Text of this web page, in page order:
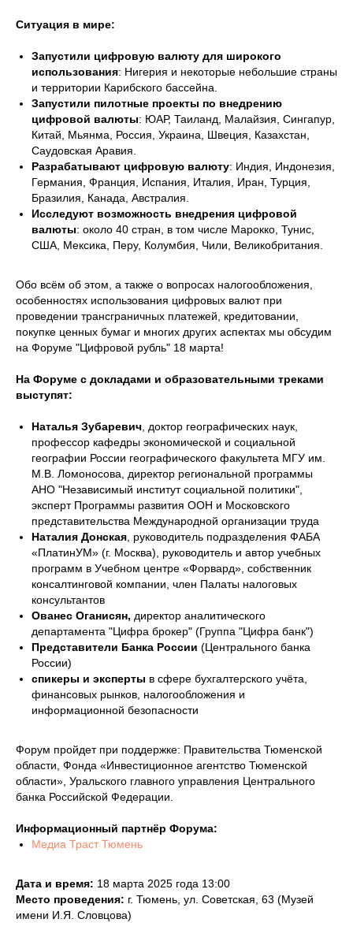
Ситуация в мире:
Запустили цифровую валюту для широкого
использования: Нигерия и некоторые небольшие страны
и территории Карибского бассейна.
Запустили пилотные проекты по внедрению
цифровой валюты: ЮАР, Таиланд, Малайзия, Сингапур,
Китай, Мьянма, Россия, Украина, Швеция, Казахстан,
Саудовская Аравия.
Разрабатывают цифровую валюту: Индия, Индонезия,
Германия, Франция, Испания, Италия, Иран, Турция,
Бразилия, Канада, Австралия.
Исследуют возможность внедрения цифровой
валюты: около 40 стран, в том числе Марокко, Тунис,
США, Мексика, Перу, Колумбия, Чили, Великобритания.
Обо всём об этом, а также о вопросах налогообложения,
особенностях использования цифровых валют при
проведении трансграничных платежей, кредитовании,
покупке ценных бумаг и многих других аспектах мы обсудим
на Форуме "Цифровой рубль" 18 марта!
На Форуме с докладами и образовательными треками
выступят:
Наталья Зубаревич , доктор географических наук,
профессор кафедры экономической и социальной
географии России географического факультета МГУ им.
М.В. Ломоносова, директор региональной программы
АНО "Независимый институт социальной политики",
эксперт Программы развития ООН и Московского
представительства Международной организации труда
Наталия Донская , руководитель подразделения ФАБА
«ПлатинУМ» (г. Москва), руководитель и автор учебных
программ в Учебном центре «Форвард», собственник
консалтинговой компании, член Палаты налоговых
консультантов
Ованес Оганисян, директор аналитического
департамента "Цифра брокер" (Группа "Цифра банк")
Представители Банка России (Центрального банка
России)
спикеры и эксперты в сфере бухгалтерского учёта,
финансовых рынков, налогообложения и
информационной безопасности
Форум пройдет при поддержке: Правительства Тюменской
области, Фонда «Инвестиционное агентство Тюменской
области», Уральского главного управления Центрального
банка Российской Федерации.
Информационный партнёр Форума:
Медиа Траст Тюмень
Дата и время: 18 марта 2025 года 13:00
Место проведения: г. Тюмень, ул. Советская, 63 (Музей
имени И.Я. Словцова)